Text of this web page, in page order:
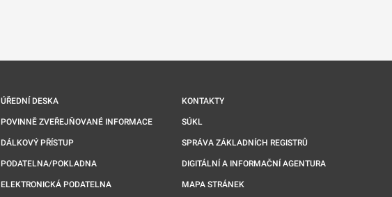
ÚŘEDNÍ DESKA
POVINNĚ ZVEŘEJŇOVANÉ INFORMACE
DÁLKOVÝ PŘÍSTUP
PODATELNA/POKLADNA
ELEKTRONICKÁ PODATELNA
KONTAKTY
SÚKL
SPRÁVA ZÁKLADNÍCH REGISTRŮ
DIGITÁLNÍ A INFORMAČNÍ AGENTURA
MAPA STRÁNEK